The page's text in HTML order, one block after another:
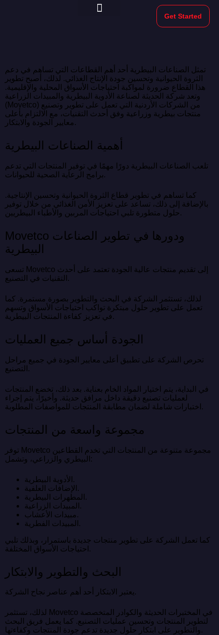
Get Started
تمثل الصناعات البيطرية أحد أهم القطاعات التي تساهم في دعم
الثروة الحيوانية وتحسين جودة الإنتاج الغذائي. لذلك، أصبح تطوير
هذا القطاع ضرورة لمواكبة احتياجات الأسواق المحلية والإقليمية.
وتعد شركة الحديثة لصناعة الأدوية البيطرية والمبيدات الزراعية
(Movetco) من الشركات الأردنية التي تعمل على تطوير وتصنيع
منتجات بيطرية وزراعية وفق أحدث التقنيات، مع الالتزام بأعلى
معايير الجودة والابتكار.
أهمية الصناعات البيطرية
تلعب الصناعات البيطرية دورًا مهمًا في توفير المنتجات التي تدعم
برامج الرعاية الصحية للحيوانات.
كما تساهم في تطوير قطاع الثروة الحيوانية وتحسين الإنتاجية.
بالإضافة إلى ذلك، تساعد على تعزيز الأمن الغذائي من خلال توفير
حلول متطورة تلبي احتياجات المربين والأطباء البيطريين.
Movetco ودورها في تطوير الصناعات
البيطرية
تسعى Movetco إلى تقديم منتجات عالية الجودة تعتمد على أحدث
التقنيات في التصنيع.
لذلك، تستثمر الشركة في البحث والتطوير بصورة مستمرة. كما
تعمل على تطوير حلول مبتكرة تواكب احتياجات الأسواق وتسهم
في تعزيز كفاءة المنتجات البيطرية.
الجودة أساس جميع العمليات
تحرص الشركة على تطبيق أعلى معايير الجودة في جميع مراحل
التصنيع.
في البداية، يتم اختيار المواد الخام بعناية. بعد ذلك، تخضع المنتجات
لعمليات تصنيع دقيقة داخل مرافق حديثة. وأخيرًا، يتم إجراء
اختبارات شاملة لضمان مطابقة المنتجات للمواصفات المطلوبة.
مجموعة واسعة من المنتجات
توفر Movetco مجموعة متنوعة من المنتجات التي تخدم القطاعين
البيطري والزراعي، وتشمل:
الأدوية البيطرية.
الإضافات العلفية.
المطهرات البيطرية.
المبيدات الزراعية.
مبيدات الأعشاب.
المبيدات الفطرية.
كما تعمل الشركة على تطوير منتجات جديدة باستمرار، وبذلك تلبي
احتياجات الأسواق المختلفة.
البحث والتطوير والابتكار
يعتبر الابتكار أحد أهم عناصر نجاح الشركة.
لذلك، تستثمر Movetco في المختبرات الحديثة والكوادر المتخصصة
لتطوير المنتجات وتحسين عمليات التصنيع. كما يعمل فريق البحث
والتطوير على ابتكار حلول جديدة تدعم جودة المنتجات وكفاءتها.